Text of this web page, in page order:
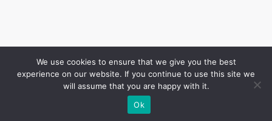
Copyright Innovel 2025. All Rights Reserved.
We use cookies to ensure that we give you the best
experience on our website. If you continue to use this site we
will assume that you are happy with it.
Ok